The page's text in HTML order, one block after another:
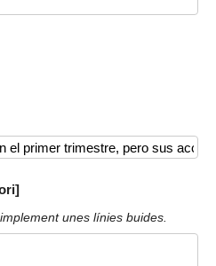
unes línies buides.